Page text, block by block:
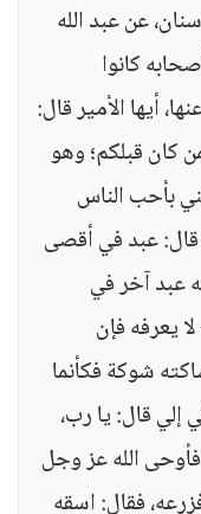
عن عبد الله
كانوا
أيها الأمير قال:
كان قبلكم؛ وهو
بأحب الناس
قال: عبد في أقصى
عبد آخر في
يعرفه فإن
شوكة فكأنما
إلي قال: يا رب،
الله عز وجل
فقال: اسقه